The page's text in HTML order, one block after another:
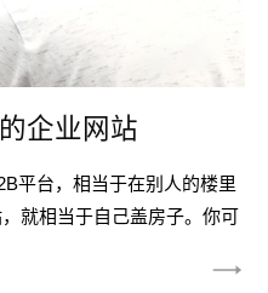
企业网站
平台，相当于在别人的楼里
就相当于自己盖房子。你可
互联网时代，每个企业都